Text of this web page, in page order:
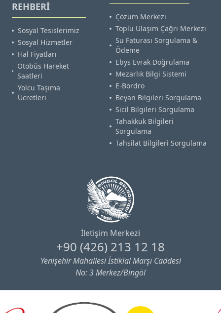
REHBERİ
Sosyal Tesislerimiz
Sosyal Hizmetler
Hal Fiyatları
Otobüs Hareket
Saatleri
Yolcu Taşıma
Ücretleri
Çözüm Merkezi
Toplu Ulaşım Çağrı Merkezi
Su Faturası Sorgulama &
Ödeme
Ebys Evrak Doğrulama
Mezarlık Bilgi Sistemi
E-Bordro
Beyan Bilgileri Sorgulama
Sicil Bilgileri Sorgulama
Tahakkuk Bilgileri
Sorgulama
Tahsilat Bilgileri Sorgulama
İletişim Merkezi
+90 (426) 213 12 18
Yenişehir Mahallesi İstiklal Marşı Caddesi
No: 3 Merkez/Bingöl